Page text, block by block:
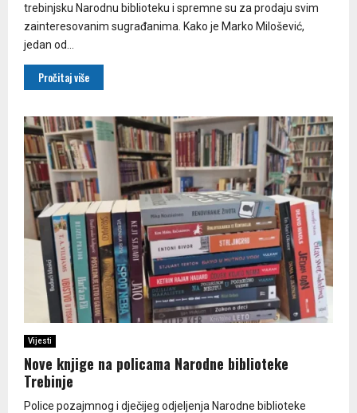
trebinjsku Narodnu biblioteku i spremne su za prodaju svim
zainteresovanim sugrađanima. Kako je Marko Milošević,
jedan od...
Pročitaj više
Vijesti
Nove knjige na policama Narodne biblioteke
Trebinje
Police pozajmnog i dječijeg odjeljenja Narodne biblioteke